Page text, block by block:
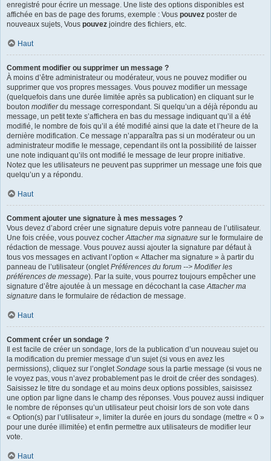
enregistré pour écrire un message. Une liste des options disponibles est
affichée en bas de page des forums, exemple : Vous pouvez poster de
nouveaux sujets, Vous pouvez joindre des fichiers, etc.
Haut
Comment modifier ou supprimer un message ?
À moins d’être administrateur ou modérateur, vous ne pouvez modifier ou
supprimer que vos propres messages. Vous pouvez modifier un message
(quelquefois dans une durée limitée après sa publication) en cliquant sur le
bouton modifierdu message correspondant. Si quelqu’un a déjà répondu au
message, un petit texte s’affichera en bas du message indiquant qu’il a été
modifié, le nombre de fois qu’il a été modifié ainsi que la date et l’heure de la
dernière modification. Ce message n’apparaîtra pas si un modérateur ou un
administrateur modifie le message, cependant ils ont la possibilité de laisser
une note indiquant qu’ils ont modifié le message de leur propre initiative.
Notez que les utilisateurs ne peuvent pas supprimer un message une fois que
quelqu’un y a répondu.
Haut
Comment ajouter une signature à mes messages ?
Vous devez d’abord créer une signature depuis votre panneau de l’utilisateur.
Une fois créée, vous pouvez cocherAttacher ma signature sur le formulaire de
rédaction de message. Vous pouvez aussi ajouter la signature par défaut à
tous vos messages en activant l’option « Attacher ma signature » à partir du
panneau de l’utilisateur (ongletPréférences du forum --> Modifier les
préférences de message). Par la suite, vous pourrez toujours empêcher une
signature d’être ajoutée à un message en décochant la caseAttacher ma
signature dans le formulaire de rédaction de message.
Haut
Comment créer un sondage ?
Il est facile de créer un sondage, lors de la publication d’un nouveau sujet ou
la modification du premier message d’un sujet (si vous en avez les
permissions), cliquez sur l’ongletSondage sous la partie message (si vous ne
le voyez pas, vous n’avez probablement pas le droit de créer des sondages).
Saisissez le titre du sondage et au moins deux options possibles, saisissez
une option par ligne dans le champ des réponses. Vous pouvez aussi indiquer
le nombre de réponses qu’un utilisateur peut choisir lors de son vote dans
« Option(s) par l’utilisateur », limiter la durée en jours du sondage (mettre « 0 »
pour une durée illimitée) et enfin permettre aux utilisateurs de modifier leur
vote.
Haut